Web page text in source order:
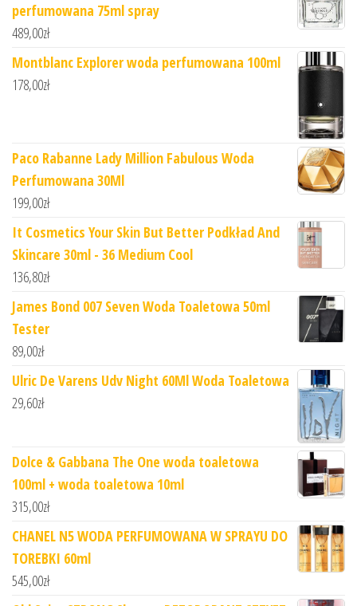
perfumowana 75ml spray
489,00zł
Montblanc Explorer woda perfumowana 100ml
178,00zł
Paco Rabanne Lady Million Fabulous Woda
Perfumowana 30Ml
199,00zł
It Cosmetics Your Skin But Better Podkład And
Skincare 30ml - 36 Medium Cool
136,80zł
James Bond 007 Seven Woda Toaletowa 50ml
Tester
89,00zł
Ulric De Varens Udv Night 60Ml Woda Toaletowa
29,60zł
Dolce & Gabbana The One woda toaletowa
100ml + woda toaletowa 10ml
315,00zł
CHANEL N5 WODA PERFUMOWANA W SPRAYU DO
TOREBKI 60ml
545,00zł